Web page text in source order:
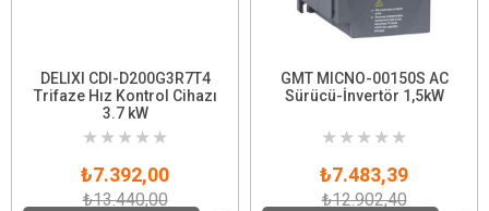
DELIXI CDI-D200G3R7T4
Trifaze Hız Kontrol Cihazı
3.7 kW
★ ★ ★ ★ ★
₺7.392,00
₺13.440,00
GMT MICNO-00150S AC
Sürücü-İnvertör 1,5kW
★ ★ ★ ★ ★
₺7.483,39
₺12.902,40